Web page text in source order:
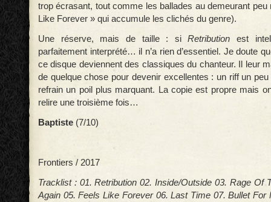
trop écrasant, tout comme les ballades au demeurant
Like Forever » qui accumule les clichés du genre).
Une réserve, mais de taille : siRetribution est
parfaitement interprété… il n’a rien d’essentiel. Je doute
ce disque deviennent des classiques du chanteur. Il leur
de quelque chose pour devenir excellentes : un riff un
refrain un poil plus marquant. La copie est propre mais
relire une troisième fois…
Baptiste (7/10)
Frontiers / 2017
Tracklist : 01. Retribution 02. Inside/Outside 03. Rage Of
Again 05. Feels Like Forever 06. Last Time 07. Bullet For